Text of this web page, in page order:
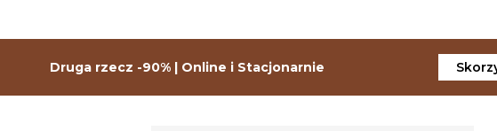
Druga rzecz -90% | Online i Stacjonarnie